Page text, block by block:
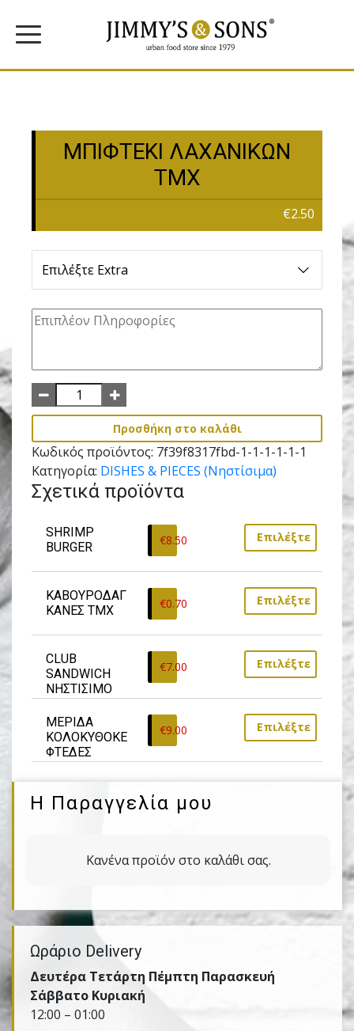
ΜΠΙΦΤΕΚΙ ΛΑΧΑΝΙΚΩΝ
ΤΜΧ
€2.50
Επιλέξτε Extra
Προσθήκη στο καλάθι
Κωδικός προϊόντος: 7f39f8317fbd-1-1-1-1-1-1
Κατηγορία: DISHES & PIECES (Νηστίσιμα)
Σχετικά προϊόντα
SHRIMP
BURGER
€8.50 Επιλέξτε
ΚΑΒΟΥΡΟΔΑΓ
ΚΑΝΕΣ ΤΜΧ
€0.70 Επιλέξτε
CLUB
SANDWICH
ΝΗΣΤΙΣΙΜΟ
€7.00 Επιλέξτε
ΜΕΡΙΔΑ
ΚΟΛΟΚΥΘΟΚΕ
ΦΤΕΔΕΣ
€9.00 Επιλέξτε
Η Παραγγελία μου
Κανένα προϊόν στο καλάθι σας.
Ωράριο Delivery
Δευτέρα Τετάρτη Πέμπτη Παρασκευή
Σάββατο Κυριακή
12:00 – 01:00